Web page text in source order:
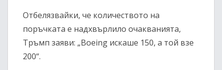
Отбелязвайки, че количеството на
поръчката е надхвърлило очакванията,
Тръмп заяви: „Boeing искаше 150, а той взе
200“.